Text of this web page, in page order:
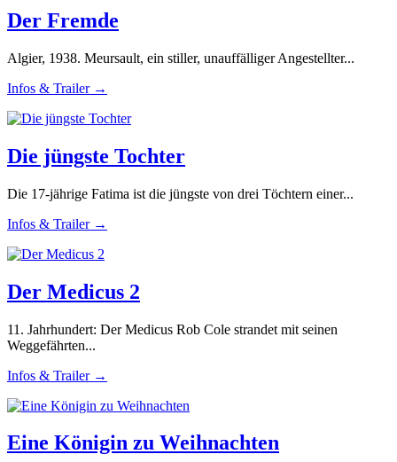
Der Fremde
Algier, 1938. Meursault, ein stiller, unauffälliger Angestellter...
Infos & Trailer →
Die jüngste Tochter
Die 17-jährige Fatima ist die jüngste von drei Töchtern einer...
Infos & Trailer →
Der Medicus 2
11. Jahrhundert: Der Medicus Rob Cole strandet mit seinen
Weggefährten...
Infos & Trailer →
Eine Königin zu Weihnachten